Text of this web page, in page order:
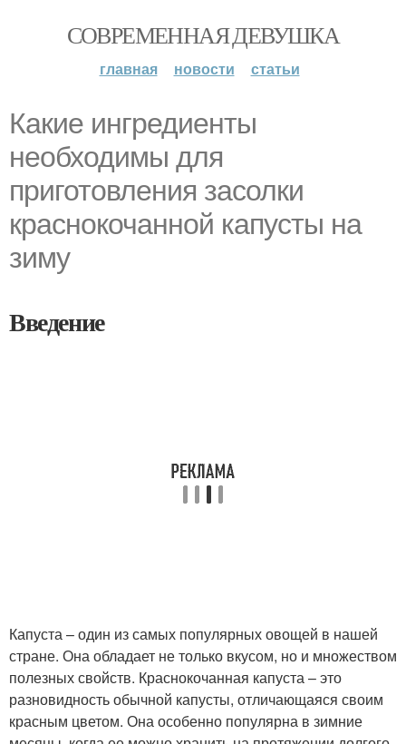
СОВРЕМЕННАЯ ДЕВУШКА
главная новости статьи
Какие ингредиенты
необходимы для
приготовления засолки
краснокочанной капусты на
зиму
Введение
Капуста – один из самых популярных овощей в нашей
стране. Она обладает не только вкусом, но и множеством
полезных свойств. Краснокочанная капуста – это
разновидность обычной капусты, отличающаяся своим
красным цветом. Она особенно популярна в зимние